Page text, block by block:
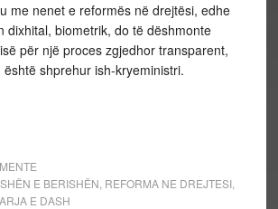
me nenet e reformës në drejtësi, edhe
dixhital, biometrik, do të dëshmonte
për një proces zgjedhor transparent,
është shprehur ish-kryeministri.
E BERISHËN REFORMA NE DREJTESI,
E DASH